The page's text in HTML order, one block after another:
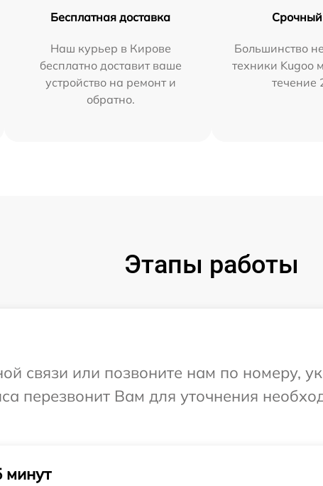
Бесплатная доставка
Наш курьер в Кирове
бесплатно доставит ваше
устройство на ремонт и
обратно.
Большинство
техники Kugoo
течение
Этапы работы
связи или позвоните нам по номеру,
перезвонит Вам для уточнения
минут